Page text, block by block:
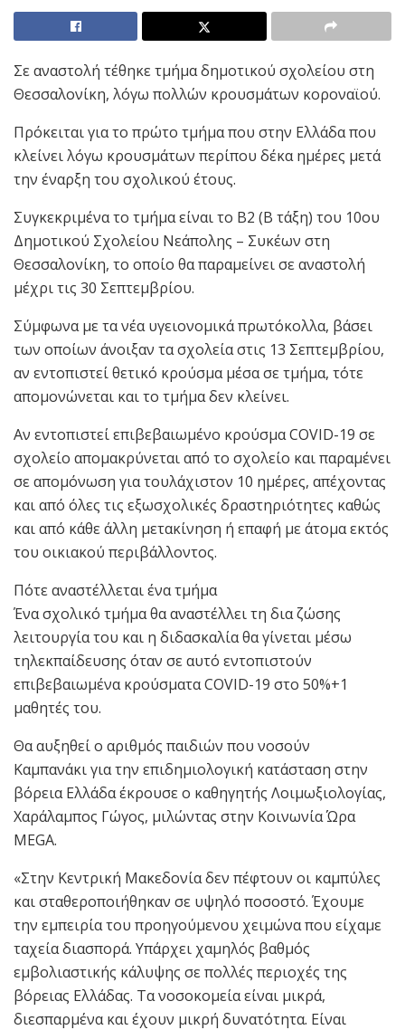
Σε αναστολή τέθηκε τμήμα δημοτικού σχολείου στη
Θεσσαλονίκη, λόγω πολλών κρουσμάτων κοροναϊού.
Πρόκειται για το πρώτο τμήμα που στην Ελλάδα που
κλείνει λόγω κρουσμάτων περίπου δέκα ημέρες μετά
την έναρξη του σχολικού έτους.
Συγκεκριμένα το τμήμα είναι το Β2 (Β τάξη) του 10ου
Δημοτικού Σχολείου Νεάπολης – Συκέων στη
Θεσσαλονίκη, το οποίο θα παραμείνει σε αναστολή
μέχρι τις 30 Σεπτεμβρίου.
Σύμφωνα με τα νέα υγειονομικά πρωτόκολλα, βάσει
των οποίων άνοιξαν τα σχολεία στις 13 Σεπτεμβρίου,
αν εντοπιστεί θετικό κρούσμα μέσα σε τμήμα, τότε
απομονώνεται και το τμήμα δεν κλείνει.
Αν εντοπιστεί επιβεβαιωμένο κρούσμα COVID-19 σε
σχολείο απομακρύνεται από το σχολείο και παραμένει
σε απομόνωση για τουλάχιστον 10 ημέρες, απέχοντας
και από όλες τις εξωσχολικές δραστηριότητες καθώς
και από κάθε άλλη μετακίνηση ή επαφή με άτομα εκτός
του οικιακού περιβάλλοντος.
Πότε αναστέλλεται ένα τμήμα
Ένα σχολικό τμήμα θα αναστέλλει τη δια ζώσης
λειτουργία του και η διδασκαλία θα γίνεται μέσω
τηλεκπαίδευσης όταν σε αυτό εντοπιστούν
επιβεβαιωμένα κρούσματα COVID-19 στο 50%+1
μαθητές του.
Θα αυξηθεί ο αριθμός παιδιών που νοσούν
Καμπανάκι για την επιδημιολογική κατάσταση στην
βόρεια Ελλάδα έκρουσε ο καθηγητής Λοιμωξιολογίας,
Χαράλαμπος Γώγος, μιλώντας στην Κοινωνία Ώρα
ΜEGA.
«Στην Κεντρική Μακεδονία δεν πέφτουν οι καμπύλες
και σταθεροποιήθηκαν σε υψηλό ποσοστό. Έχουμε
την εμπειρία του προηγούμενου χειμώνα που είχαμε
ταχεία διασπορά. Υπάρχει χαμηλός βαθμός
εμβολιαστικής κάλυψης σε πολλές περιοχές της
βόρειας Ελλάδας. Τα νοσοκομεία είναι μικρά,
διεσπαρμένα και έχουν μικρή δυνατότητα. Είναι